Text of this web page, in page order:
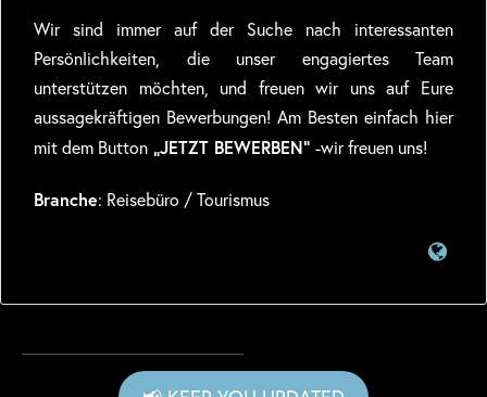
Wir sind immer auf der Suche nach interessanten
Persönlichkeiten, die unser engagiertes Team
unterstützen möchten, und freuen wir uns auf Eure
aussagekräftigen Bewerbungen! Am Besten einfach hier
mit dem Button „JETZT BEWERBEN“ -wir freuen uns!
Branche: Reisebüro / Tourismus